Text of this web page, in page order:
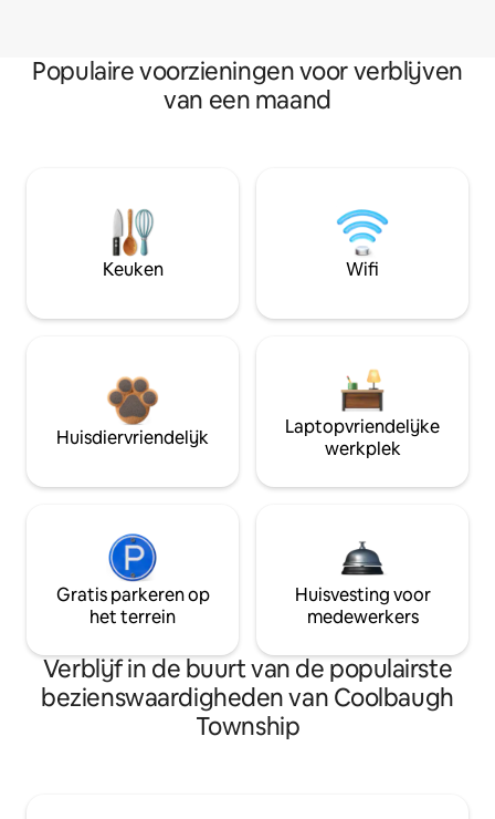
Populaire voorzieningen voor verblijven
van een maand
Keuken Wifi
Huisdiervriendelijk
Laptopvriendelijke
werkplek
Gratis parkeren op
het terrein
Huisvesting voor
medewerkers
Verblijf in de buurt van de populairste
bezienswaardigheden van Coolbaugh
Township